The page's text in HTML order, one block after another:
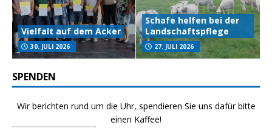
Vielfalt auf dem Acker
30. JULI 2026
Schafe helfen bei der
Landschaftspflege
27. JULI 2026
SPENDEN
Wir berichten rund um die Uhr, spendieren Sie uns dafür bitte
einen Kaffee!